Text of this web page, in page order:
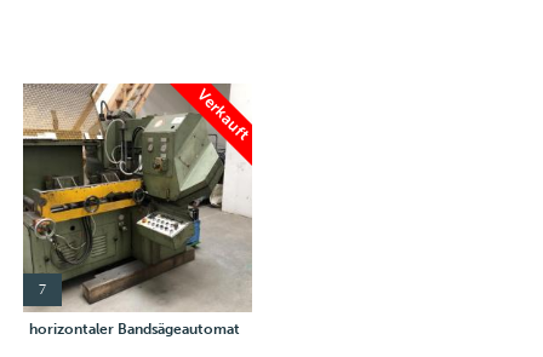
Verkauft
7
horizontaler Bandsägeautomat